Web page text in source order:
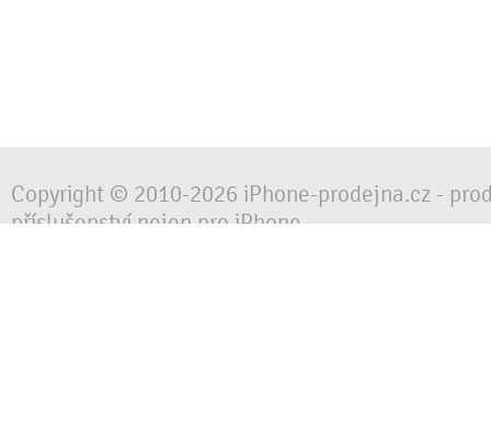
Copyright © 2010-2026 iPhone-prodejna.cz -
příslušenství nejen pro iPhone